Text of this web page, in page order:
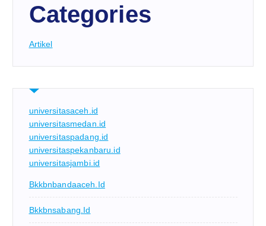
Categories
Artikel
universitasaceh.id
universitasmedan.id
universitaspadang.id
universitaspekanbaru.id
universitasjambi.id
Bkkbnbandaaceh.id
Bkkbnsabang.id